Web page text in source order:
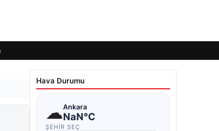
Hava Durumu
☁Ankara
NaN°C
ŞEHIR SEÇ